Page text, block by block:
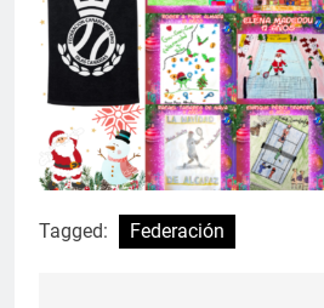
Tagged: Federación